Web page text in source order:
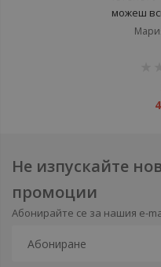
можеш
Не изпускайте
промоции
Абонирайте се за нашия e-